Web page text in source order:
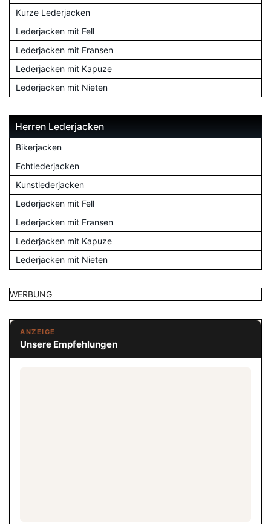
Kurze Lederjacken
Lederjacken mit Fell
Lederjacken mit Fransen
Lederjacken mit Kapuze
Lederjacken mit Nieten
Herren Lederjacken
Bikerjacken
Echtlederjacken
Kunstlederjacken
Lederjacken mit Fell
Lederjacken mit Fransen
Lederjacken mit Kapuze
Lederjacken mit Nieten
WERBUNG
ANZEIGE
Unsere Empfehlungen